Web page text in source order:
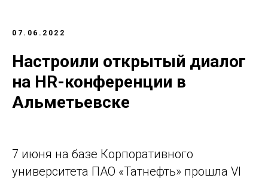
07.06.2022
Настроили открытый диалог
на HR-конференции в
Альметьевске
7 июня на базе Корпоративного
университета ПАО «Татнефть» прошла VI